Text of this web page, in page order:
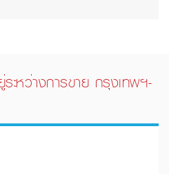
ะหว่างการขาย กรุงเทพฯ-